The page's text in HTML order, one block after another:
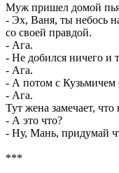
Муж пришел домой
- Эх, Ваня, ты небось
со своей правдой.
- Ага.
- Не добился ничего и
- Ага.
- А потом с Кузьмичем
- Ага.
Тут жена замечает,
- А это что?
- Ну, Мань, придумай
***